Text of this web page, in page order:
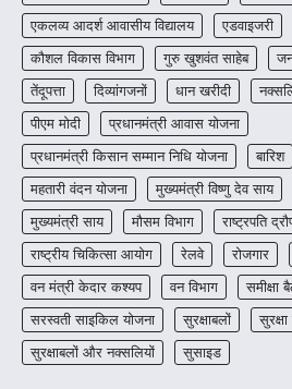
4
जीवन, चिरायु
More Khabar
रायपुर। राष्ट्रीय बाल
जशपुर जिले की 5 माह
एकलव्य आदर्श आवासीय विद्यालय
एडवाइजरी
कौशल विकास विभाग
गुरु खुशवंत साहेब
तेंदूपत्ता
दिव्यांगजनों धान खरीदी
पीएम मोदी
प्रधानमंत्री आवास योजना
प्रधानमंत्री किसान सम्मान निधि योजना
बारिश
महतारी वंदन योजना
मुख्यमंत्री विष्णु देव साय
मुख्यमंत्री साय
मौसम विभाग
राष्ट्रपति
राष्ट्रीय चिकित्सा आयोग
रेलवे रोजगार
वन मंत्री केदार कश्यप
वन विभाग
समीक्षा
सरस्वती साइकिल योजना
सुरक्षाबलों
सुरक्षाबलों और नक्सलियों
सुसाइड